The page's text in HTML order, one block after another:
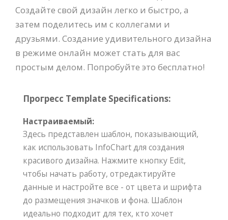
Создайте свой дизайн легко и быстро, а
затем поделитесь им с коллегами и
друзьями. Создание удивительного дизайна
в режиме онлайн может стать для вас
простым делом. Попробуйте это бесплатно!
Прогресс Template Specifications:
Настраиваемый:
Здесь представлен шаблон, показывающий,
как использовать InfoChart для создания
красивого дизайна. Нажмите кнопку Edit,
чтобы начать работу, отредактируйте
данные и настройте все - от цвета и шрифта
до размещения значков и фона. Шаблон
идеально подходит для тех, кто хочет